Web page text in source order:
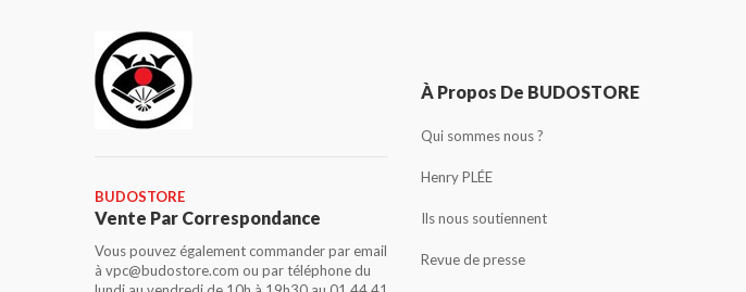
BUDOSTORE
Vente Par Correspondance
Vous pouvez également commander par email
à vpc@budostore.com ou par téléphone du
À Propos De BUDOSTORE
Qui sommes nous ?
Henry PLÉE
Ils nous soutiennent
Revue de presse